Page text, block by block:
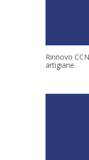
Rinnovo
artigiane